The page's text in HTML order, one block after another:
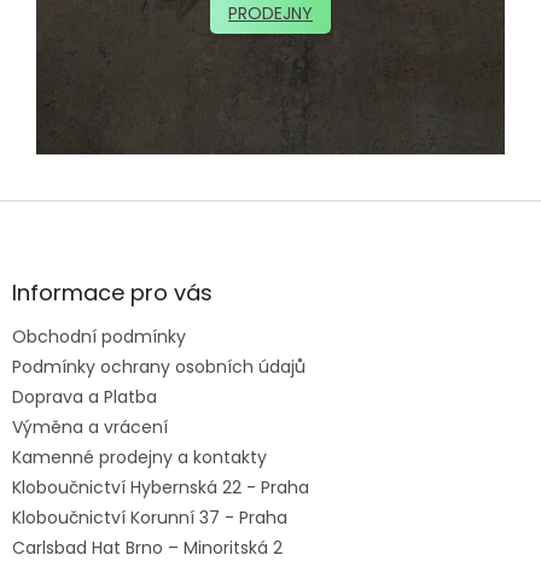
PRODEJNY
Z
aInformace pro vás
Obchodní podmínky
Podmínky ochrany osobních údajů
Doprava a Platba
Výměna a vrácení
Kamenné prodejny a kontakty
Kloboučnictví Hybernská 22 - Praha
Kloboučnictví Korunní 37 - Praha
Carlsbad Hat Brno – Minoritská 2